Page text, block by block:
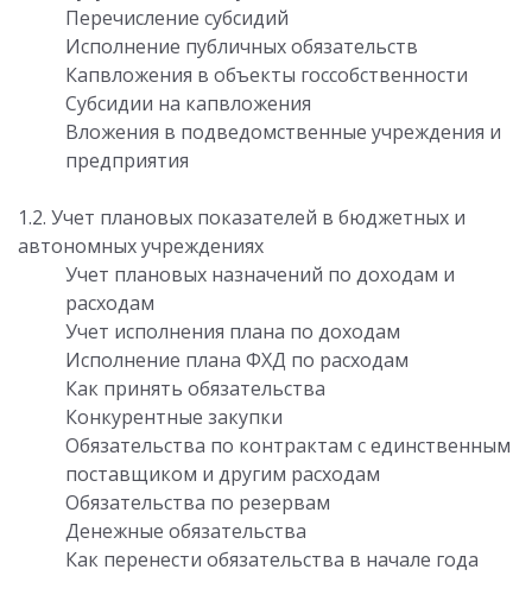
Перечисление субсидий
Исполнение публичных обязательств
Капвложения в объекты госсобственности
Субсидии на капвложения
Вложения в подведомственные учреждения и
предприятия
1.2. Учет плановых показателей в бюджетных и
автономных учреждениях
Учет плановых назначений по доходам и
расходам
Учет исполнения плана по доходам
Исполнение плана ФХД по расходам
Как принять обязательства
Конкурентные закупки
Обязательства по контрактам с единственным
поставщиком и другим расходам
Обязательства по резервам
Денежные обязательства
Как перенести обязательства в начале года